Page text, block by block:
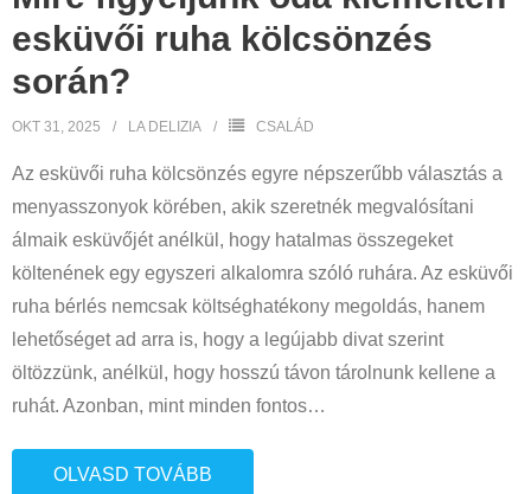
esküvői ruha kölcsönzés
során?
OKT 31, 2025 LA DELIZIA CSALÁD
Az esküvői ruha kölcsönzés egyre népszerűbb választás a
menyasszonyok körében, akik szeretnék megvalósítani
álmaik esküvőjét anélkül, hogy hatalmas összegeket
költenének egy egyszeri alkalomra szóló ruhára. Az esküvői
ruha bérlés nemcsak költséghatékony megoldás, hanem
lehetőséget ad arra is, hogy a legújabb divat szerint
öltözzünk, anélkül, hogy hosszú távon tárolnunk kellene a
ruhát. Azonban, mint minden fontos…
OLVASD TOVÁBB